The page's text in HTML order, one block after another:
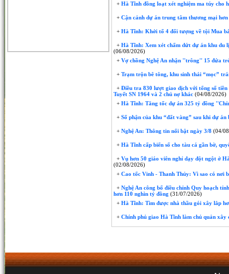
+ Hà Tĩnh đồng loạt xét nghiệm ma túy cho
+ Cận cảnh dự án trung tâm thương mại
+ Hà Tĩnh: Khởi tố 4 đối tượng về tội Mua
+ Hà Tĩnh: Xem xét chấm dứt dự án khu du
(06/08/2026)
+ Vợ chồng Nghệ An nhận ''trông'' 15 đứa
+ Trạm trộn bê tông, khu sinh thái “mọc”
+ Điều tra 830 lượt giao dịch với tổng số
Tuyết SN 1964 và 2 chủ nợ khác (04/08/2026)
+ Hà Tĩnh: Tăng tốc dự án 325 tỷ đồng
+ Số phận của khu “đất vàng” sau khi dự
+ Nghệ An: Thông tin nổi bật ngày 3/8 (04/
+ Hà Tĩnh cấp biển số cho tàu cá gần bờ,
+ Vụ hơn 50 giáo viên nghỉ dạy đột ngột ở
(02/08/2026)
+ Cao tốc Vinh - Thanh Thủy: Vì sao có nơi
+ Nghệ An công bố điều chỉnh Quy hoạch
hơn 110 nghìn tỷ đồng (31/07/2026)
+ Hà Tĩnh: Tìm được nhà thầu gói xây lắp
+ Chính phủ giao Hà Tĩnh làm chủ quản xây